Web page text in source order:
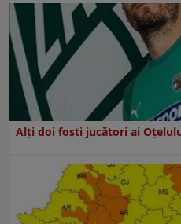
Alți doi foști jucători ai